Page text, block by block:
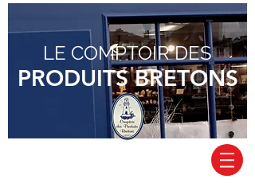
LE COMPTOIR DES
PRODUITS BRETONS